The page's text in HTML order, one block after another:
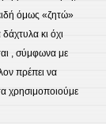
όμως «ζητώ»
κι όχι
, σύμφωνα με
πρέπει να
χρησιμοποιούμε